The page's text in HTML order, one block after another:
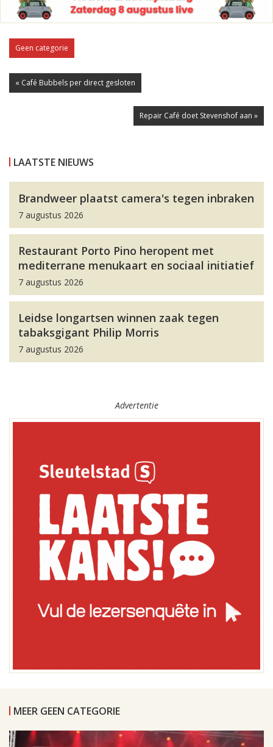
Geen categorie
« Café Bubbels per direct gesloten
Repair Café doet Stevenshof aan »
LAATSTE NIEUWS
Brandweer plaatst camera's tegen inbraken
7 augustus 2026
Restaurant Porto Pino heropent met
mediterrane menukaart en sociaal initiatief
7 augustus 2026
Leidse longartsen winnen zaak tegen
tabaksgigant Philip Morris
7 augustus 2026
Advertentie
MEER GEEN CATEGORIE